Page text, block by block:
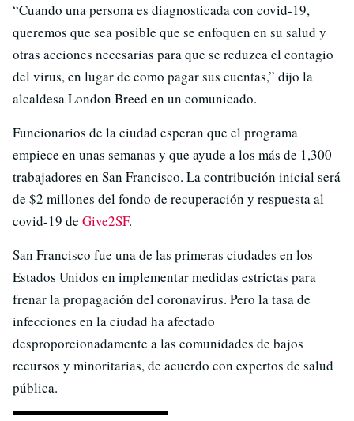
“Cuando una persona es diagnosticada con covid-19,
queremos que sea posible que se enfoquen en su salud y
otras acciones necesarias para que se reduzca el contagio
del virus, en lugar de como pagar sus cuentas,” dijo la
alcaldesa London Breed en un comunicado.
Funcionarios de la ciudad esperan que el programa
empiece en unas semanas y que ayude a los más de 1,300
trabajadores en San Francisco. La contribución inicial será
de $2 millones del fondo de recuperación y respuesta al
covid-19 de Give2SF.
San Francisco fue una de las primeras ciudades en los
Estados Unidos en implementar medidas estrictas para
frenar la propagación del coronavirus. Pero la tasa de
infecciones en la ciudad ha afectado
desproporcionadamente a las comunidades de bajos
recursos y minoritarias, de acuerdo con expertos de salud
pública.